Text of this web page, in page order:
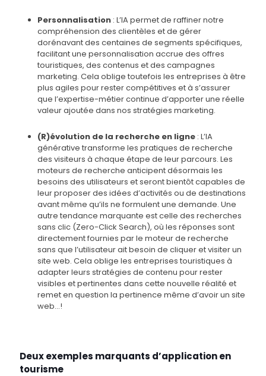
Personnalisation : L’IA permet de raffiner notre
compréhension des clientèles et de gérer
dorénavant des centaines de segments spécifiques,
facilitant une personnalisation accrue des offres
touristiques, des contenus et des campagnes
marketing. Cela oblige toutefois les entreprises à être
plus agiles pour rester compétitives et à s’assurer
que l’expertise-métier continue d’apporter une réelle
valeur ajoutée dans nos stratégies marketing.
(R)évolution de la recherche en ligne : L’IA
générative transforme les pratiques de recherche
des visiteurs à chaque étape de leur parcours. Les
moteurs de recherche anticipent désormais les
besoins des utilisateurs et seront bientôt capables de
leur proposer des idées d’activités ou de destinations
avant même qu’ils ne formulent une demande. Une
autre tendance marquante est celle des recherches
sans clic (Zero-Click Search), où les réponses sont
directement fournies par le moteur de recherche
sans que l’utilisateur ait besoin de cliquer et visiter un
site web. Cela oblige les entreprises touristiques à
adapter leurs stratégies de contenu pour rester
visibles et pertinentes dans cette nouvelle réalité et
remet en question la pertinence même d’avoir un site
web…!
Deux exemples marquants d’application en
tourisme